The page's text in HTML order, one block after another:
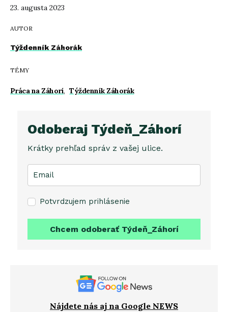
23. augusta 2023
AUTOR
Týždenník Záhorák
TÉMY
Práca na Záhorí, Týždenník Záhorák
Odoberaj Týdeň_Záhorí
Krátky prehľad správ z vašej ulice.
Potvrdzujem prihlásenie
Chcem odoberať Týdeň_Záhorí
Nájdete nás aj na Google NEWS